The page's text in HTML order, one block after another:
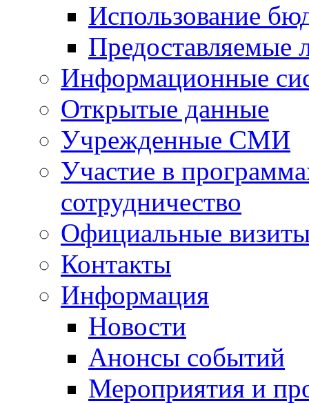
Использование
Предоставляемые
Информационные
Открытые данные
Учрежденные СМИ
Участие в
сотрудничество
Официальные
Контакты
Информация
Новости
Анонсы событий
Мероприятия и